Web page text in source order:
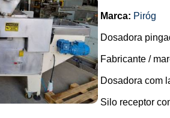
Marca: Piróg
Dosadora
Fabricante /
Dosadora com
Silo receptor